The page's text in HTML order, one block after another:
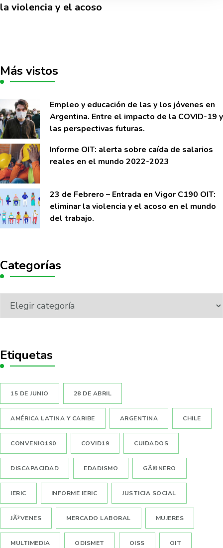
la violencia y el acoso
Más vistos
Empleo y educación de las y los jóvenes en
Argentina. Entre el impacto de la COVID-19 y
las perspectivas futuras.
Informe OIT: alerta sobre caí­da de salarios
reales en el mundo 2022-2023
23 de Febrero – Entrada en Vigor C190 OIT:
eliminar la violencia y el acoso en el mundo
del trabajo.
Categorías
Etiquetas
15 DE JUNIO 28 DE ABRIL
AMÉRICA LATINA Y CARIBE ARGENTINA CHILE
CONVENIO190 COVID19 CUIDADOS
DISCAPACIDAD EDADISMO GÃ©NERO
IERIC INFORME IERIC JUSTICIA SOCIAL
JÃ³VENES MERCADO LABORAL MUJERES
MULTIMEDIA ODISMET OISS OIT